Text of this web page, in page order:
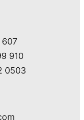
607
910
0503